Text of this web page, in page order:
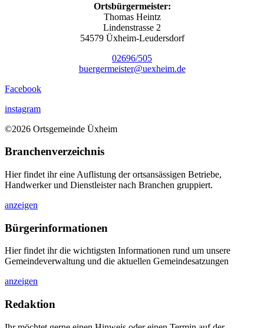
Ortsbürgermeister:
Thomas Heintz
Lindenstrasse 2
54579 Üxheim-Leudersdorf
02696/505
buergermeister@uexheim.de
Facebook
instagram
©2026 Ortsgemeinde Üxheim
Branchenverzeichnis
Hier findet ihr eine Auflistung der ortsansässigen Betriebe,
Handwerker und Dienstleister nach Branchen gruppiert.
anzeigen
Bürgerinformationen
Hier findet ihr die wichtigsten Informationen rund um unsere
Gemeindeverwaltung und die aktuellen Gemeindesatzungen
anzeigen
Redaktion